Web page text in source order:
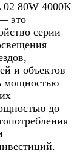
02 80W 4000K
это
серии
и объектов
мощностью
до